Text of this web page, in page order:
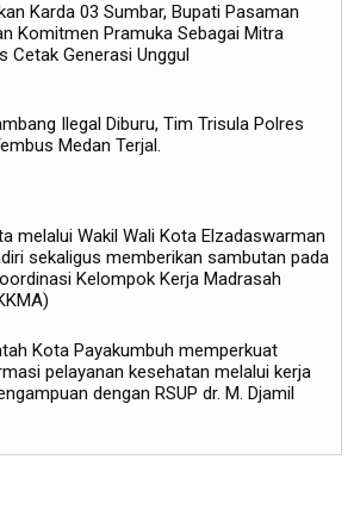
Karda 03 Sumbar, Bupati Pasaman
Komitmen Pramuka Sebagai Mitra
Cetak Generasi Unggul
Ilegal Diburu, Tim Trisula Polres
Medan Terjal.
melalui Wakil Wali Kota Elzadaswarman
sekaligus memberikan sambutan pada
Kelompok Kerja Madrasah
Kota Payakumbuh memperkuat
pelayanan kesehatan melalui kerja
dengan RSUP dr. M. Djamil